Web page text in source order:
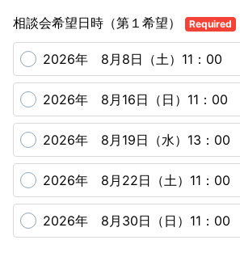
相談会希望日時（第１希望） Required
2026年 8月8日（土）11：00
2026年 8月16日（日）11：00
2026年 8月19日（水）13：00
2026年 8月22日（土）11：00
2026年 8月30日（日）11：00